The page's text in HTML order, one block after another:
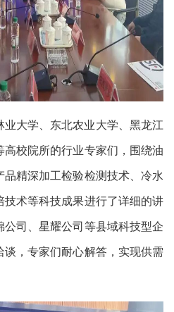
业大学、东北农业大学、黑龙江
校院所的行业专家们，围绕油
精深加工检验检测技术、冷水
术等科技成果进行了详细的讲
司、星耀公司等县域科技型企
，专家们耐心解答，实现供需